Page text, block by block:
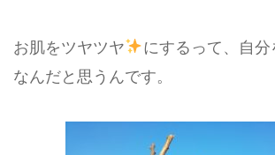
お肌をツヤツヤ
にするって、自
なんだと思うんです。